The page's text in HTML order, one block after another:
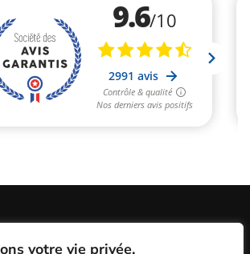
votre vie privée.
Conditions Générales de Vente